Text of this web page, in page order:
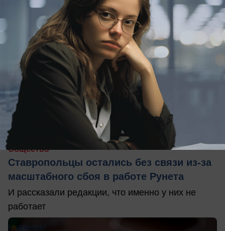
вчера в 15:15
Общество
Ставропольцы остались без связи из-за
масштабного сбоя в работе Рунета
И рассказали редакции, что именно у них не
работает